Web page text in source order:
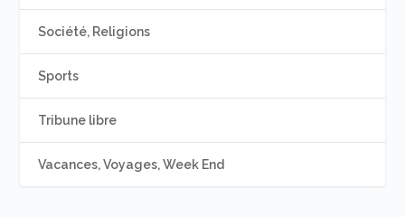
Société, Religions
Sports
Tribune libre
Vacances, Voyages, Week End